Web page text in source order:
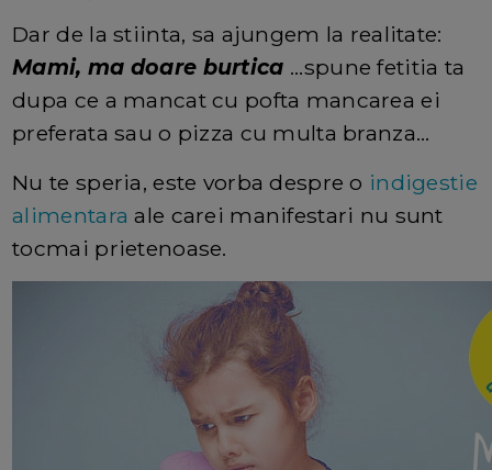
Dar de la stiinta, sa ajungem la realitate:
Mami, ma doare burtica ...spune fetitia ta
dupa ce a mancat cu pofta mancarea ei
preferata sau o pizza cu multa branza…
Nu te speria, este vorba despre o indigestie
alimentara ale carei manifestari nu sunt
tocmai prietenoase.